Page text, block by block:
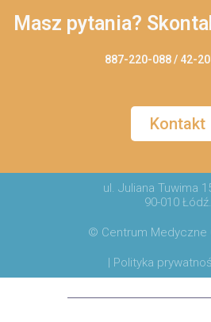
Masz pytania?
887-220-088 / 42-
Kontakt
ul. Juliana Tuwima
90-010 Łódź.
© Centrum Medyczne
| Polityka